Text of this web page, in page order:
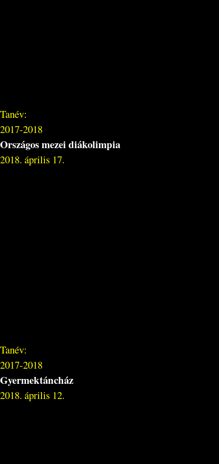
Tanév:
2017-2018
Országos mezei diákolimpia
2018. április 17.
Tanév:
2017-2018
Gyermektáncház
2018. április 12.